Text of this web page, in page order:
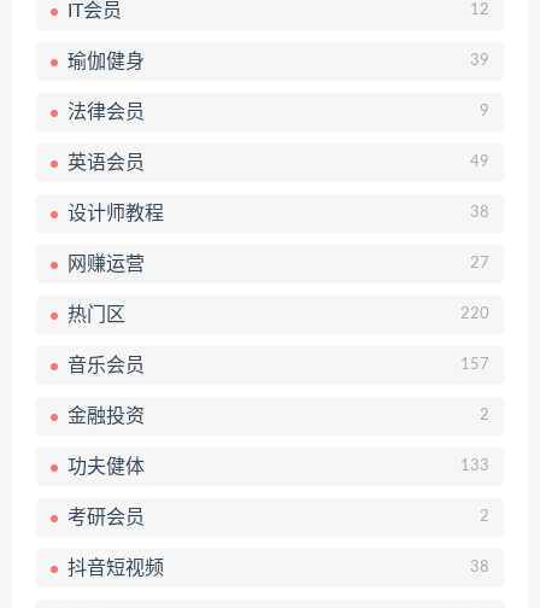
IT会员 12
瑜伽健身 39
法律会员 9
英语会员 49
设计师教程 38
网赚运营 27
热门区 220
音乐会员 157
金融投资 2
功夫健体 133
考研会员 2
抖音短视频 38